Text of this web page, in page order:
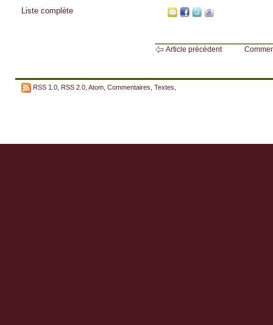
Liste complète
Article précédent
RSS 1.0 RSS 2.0 Atom Commentaires Textes